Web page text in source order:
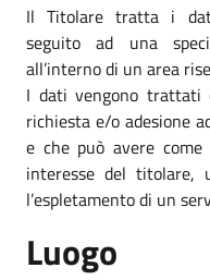
Il Titolare tratta i
seguito ad una
all’interno di un area
I dati vengono trattati
richiesta e/o adesione
e che può avere
interesse del titolare,
l’espletamento di un
Luogo